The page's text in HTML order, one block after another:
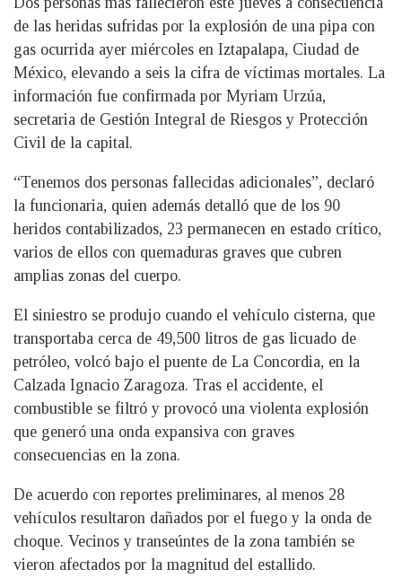
de las heridas sufridas por la explosión de una pipa con
gas ocurrida ayer miércoles en Iztapalapa, Ciudad de
México, elevando a seis la cifra de víctimas mortales. La
información fue confirmada por Myriam Urzúa,
secretaria de Gestión Integral de Riesgos y Protección
Civil de la capital.
“Tenemos dos personas fallecidas adicionales”, declaró
la funcionaria, quien además detalló que de los 90
heridos contabilizados, 23 permanecen en estado crítico,
varios de ellos con quemaduras graves que cubren
amplias zonas del cuerpo.
El siniestro se produjo cuando el vehículo cisterna, que
transportaba cerca de 49,500 litros de gas licuado de
petróleo, volcó bajo el puente de La Concordia, en la
Calzada Ignacio Zaragoza. Tras el accidente, el
combustible se filtró y provocó una violenta explosión
que generó una onda expansiva con graves
consecuencias en la zona.
De acuerdo con reportes preliminares, al menos 28
vehículos resultaron dañados por el fuego y la onda de
choque. Vecinos y transeúntes de la zona también se
vieron afectados por la magnitud del estallido.